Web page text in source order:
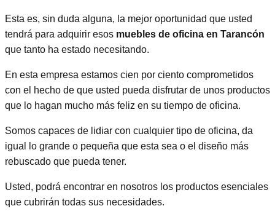
Esta es, sin duda alguna, la mejor oportunidad que usted
tendrá para adquirir esos muebles de oficina en Tarancón
que tanto ha estado necesitando.
En esta empresa estamos cien por ciento comprometidos
con el hecho de que usted pueda disfrutar de unos productos
que lo hagan mucho más feliz en su tiempo de oficina.
Somos capaces de lidiar con cualquier tipo de oficina, da
igual lo grande o pequeña que esta sea o el diseño más
rebuscado que pueda tener.
Usted, podrá encontrar en nosotros los productos esenciales
que cubrirán todas sus necesidades.